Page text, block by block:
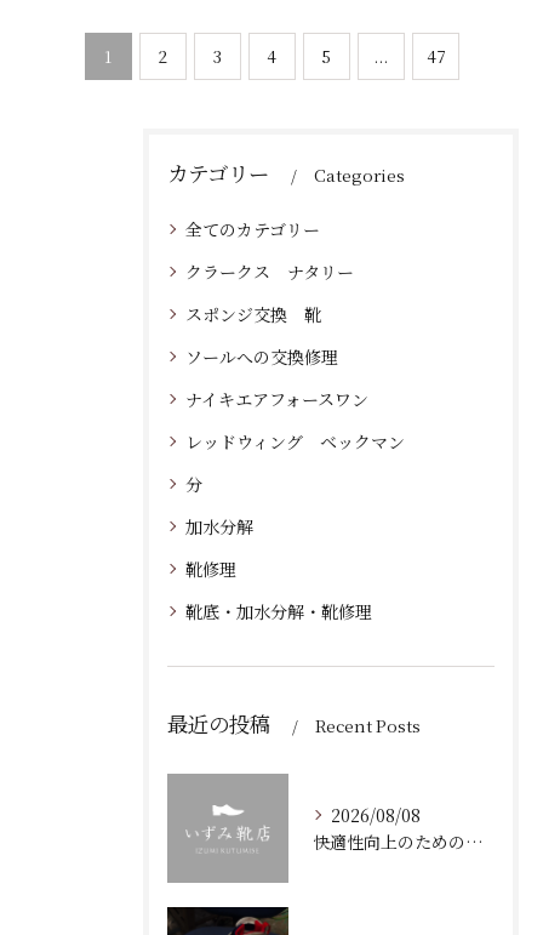
1 2 3 4 5 ... 47
カテゴリー Categories
全てのカテゴリー
クラークス ナタリー
スポンジ交換 靴
ソールへの交換修理
ナイキエアフォースワン
レッドウィング ベックマン
分
加水分解
靴修理
靴底・加水分解・靴修理
最近の投稿 Recent Posts
2026/08/08
快適性向上のための靴修理と加水分解を防ぐ靴底ケア岡山県岡山市北区ガイド